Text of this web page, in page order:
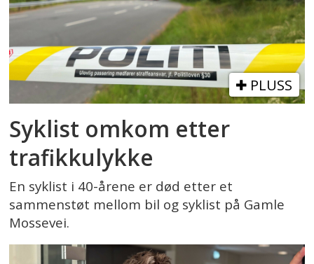
PLUSS
Syklist omkom etter
trafikkulykke
En syklist i 40-årene er død etter et
sammenstøt mellom bil og syklist på Gamle
Mossevei.